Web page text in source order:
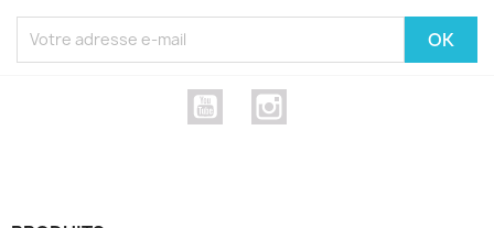
YouTube